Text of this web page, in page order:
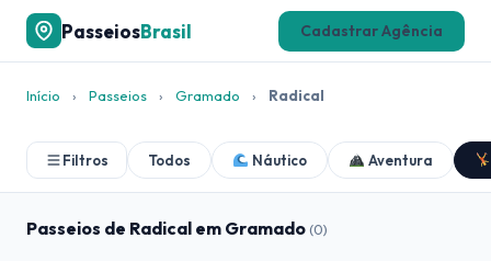
PasseiosBrasil Cadastrar Agência
Início › Passeios › Gramado › Radical
Filtros Todos Náutico Aventura
Passeios de Radical em Gramado(0)